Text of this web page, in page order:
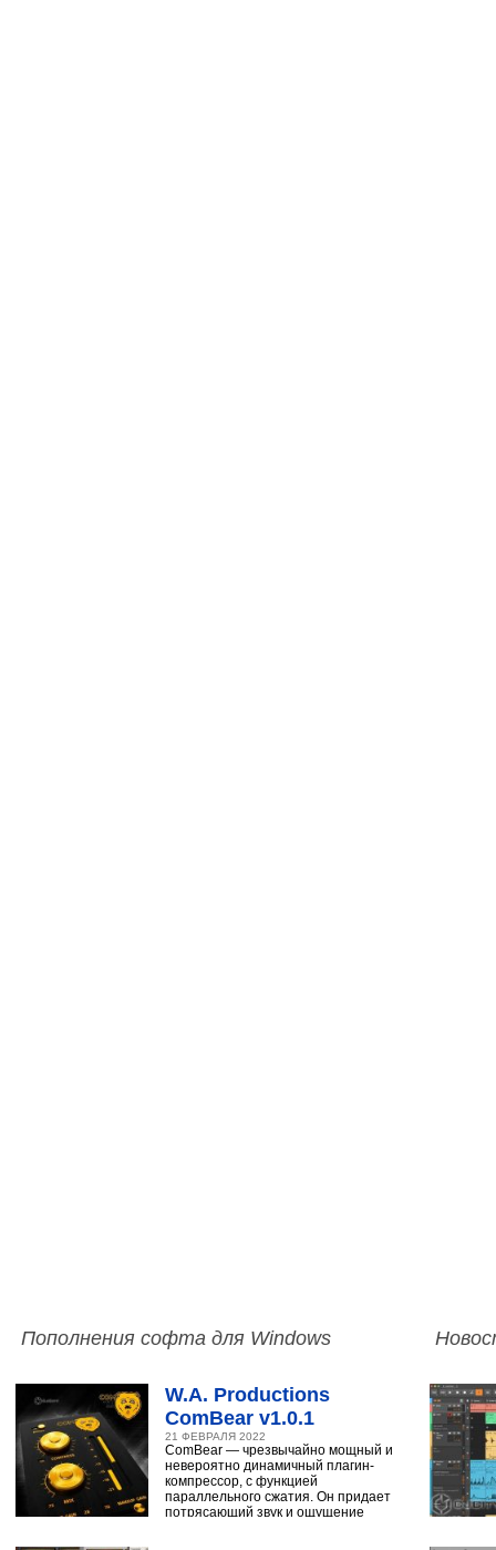
Пополнения софта для Windows
W.A. Productions
ComBear v1.0.1
21 ФЕВРАЛЯ 2022
ComBear — чрезвычайно мощный и
невероятно динамичный плагин-
компрессор, с функцией
параллельного сжатия. Он придает
потрясающий звук и ощущение